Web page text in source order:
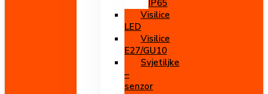
IP65
Visilice
LED
Visilice
E27/GU10
Svjetiljke
–
senzor